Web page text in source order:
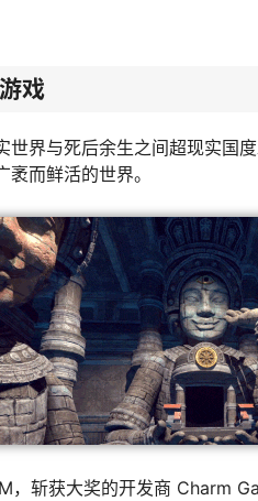
戏
世界与死后余生之间超现实国
而鲜活的世界。
，斩获大奖的开发商 Charm